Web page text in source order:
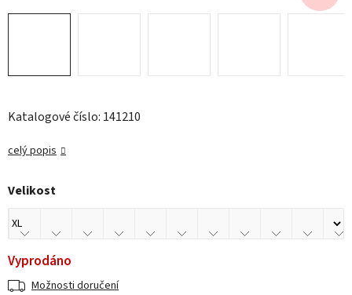
Katalogové číslo: 141210
celý popis
Velikost
Vyprodáno
Možnosti doručení